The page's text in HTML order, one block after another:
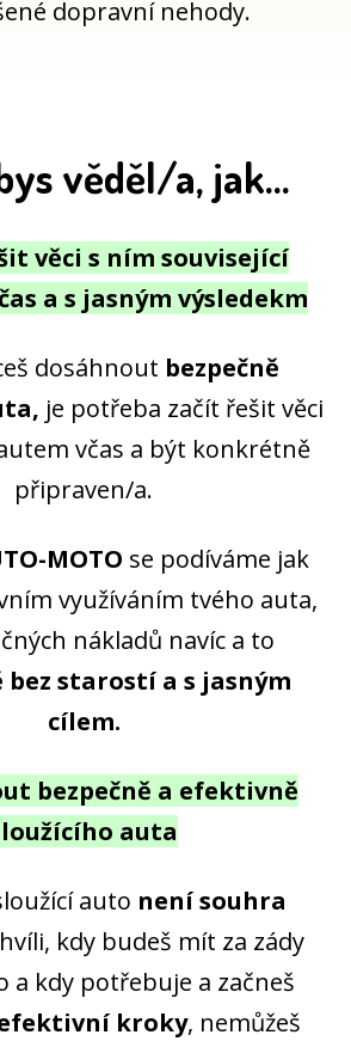
dopravní nehody.
věděl/a, jak...
věci s ním související
a s jasným výsledekm
dosáhnout bezpečně
je potřeba začít řešit věci
včas a být konkrétně
připraven/a.
MOTO se podíváme jak
využíváním tvého auta,
nákladů navíc a to
starostí a s jasným
cílem.
bezpečně a efektivně
auta
auto není souhra
kdy budeš mít za zády
a kdy potřebuje a začneš
kroky, nemůžeš